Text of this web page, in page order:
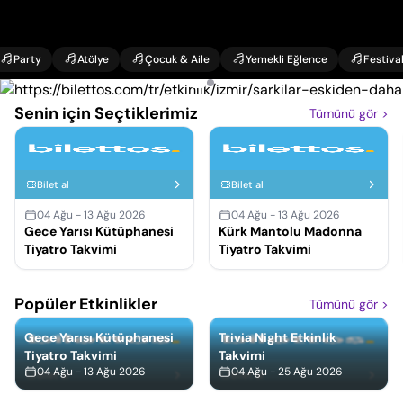
Party Atölye Çocuk & Aile Yemekli Eğlence Festival
Senin için Seçtiklerimiz Tümünü gör >
Bilet al
04 Ağu - 13 Ağu 2026
Gece Yarısı Kütüphanesi
Tiyatro Takvimi
Bilet al
04 Ağu - 13 Ağu 2026
Kürk Mantolu Madonna
Tiyatro Takvimi
Popüler Etkinlikler Tümünü gör >
Bilet al
04 Ağu - 13 Ağu 2026
Gece Yarısı Kütüphanesi
Tiyatro Takvimi
Bilet al
04 Ağu - 25 Ağu 2026
Trivia Night Etkinlik
Takvimi